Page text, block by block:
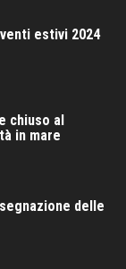
estivi 2024
chiuso al
in mare
delle